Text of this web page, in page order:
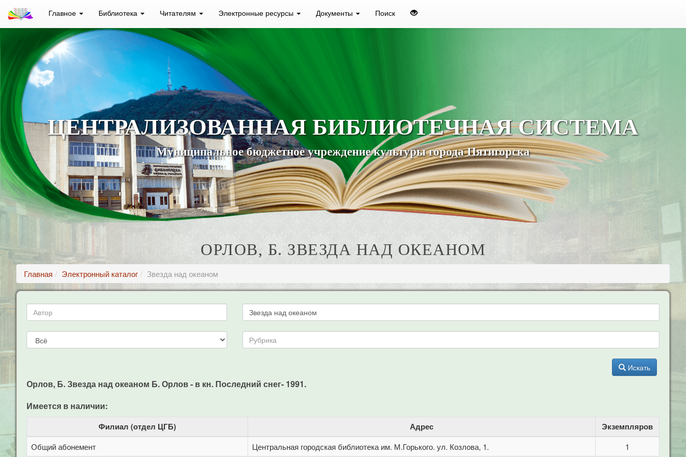
Главное Библиотека Читателям Электронные ресурсы Документы Поиск
ЦЕНТРАЛИЗОВАННАЯ БИБЛИОТЕЧНАЯ СИСТЕМА
Муниципальное бюджетное учреждение культуры города Пятигорска
ОРЛОВ, Б. ЗВЕЗДА НАД ОКЕАНОМ
Главная Электронный каталог Звезда над океаном
Искать
Орлов, Б. Звезда над океаном Б. Орлов - в кн. Последний снег- 1991.
Имеется в наличии:
Филиал (отдел ЦГБ) Адрес Экземпляров
Общий абонемент Центральная городская библиотека им. М.Горького. ул. Козлова, 1. 1